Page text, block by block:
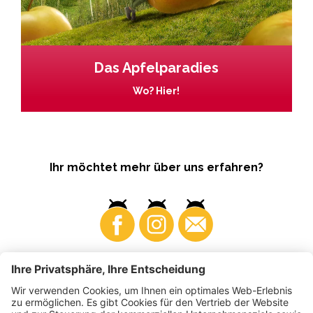
Das Apfelparadies
Wo? Hier!
Ihr möchtet mehr über uns erfahren?
Business Produzenten